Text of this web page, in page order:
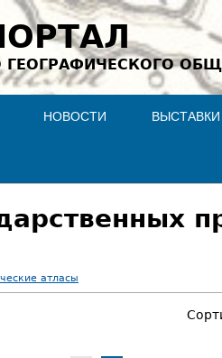
to navigation
ГЕОГРАФИЧЕСКОГО
НОВОСТИ ВЫСТАВКИ
атласы